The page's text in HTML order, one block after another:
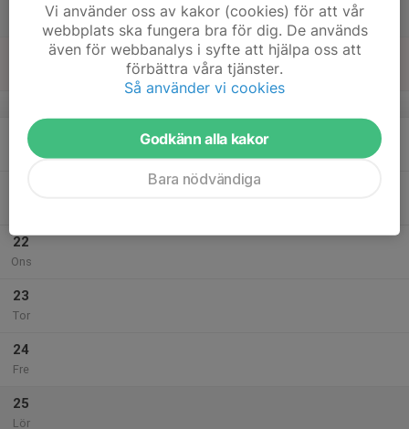
11:00
Sommarträning barngrupper
Gymnastikföreningen Astra
20
Mån
22
Ons
23
Tor
24
Fre
25
Lör
Vi använder oss av kakor (cookies) för att vår
webbplats ska fungera bra för dig. De används
även för webbanalys i syfte att hjälpa oss att
förbättra våra tjänster.
Så använder vi cookies
Godkänn alla kakor
Bara nödvändiga